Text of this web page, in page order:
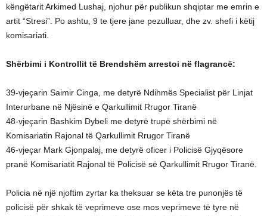
këngëtarit Arkimed Lushaj, njohur për publikun shqiptar me emrin e
artit “Stresi”. Po ashtu, 9 te tjere jane pezulluar, dhe zv. shefi i këtij
komisariati.
Shërbimi i Kontrollit të Brendshëm arrestoi në flagrancë:
39-vjeçarin Saimir Cinga, me detyrë Ndihmës Specialist për Linjat
Interurbane në Njësinë e Qarkullimit Rrugor Tiranë
48-vjeçarin Bashkim Dybeli me detyrë trupë shërbimi në
Komisariatin Rajonal të Qarkullimit Rrugor Tiranë
46-vjeçar Mark Gjonpalaj, me detyrë oficer i Policisë Gjyqësore
pranë Komisariatit Rajonal të Policisë së Qarkullimit Rrugor Tiranë.
Policia në një njoftim zyrtar ka theksuar se këta tre punonjës të
policisë për shkak të veprimeve ose mos veprimeve të tyre në